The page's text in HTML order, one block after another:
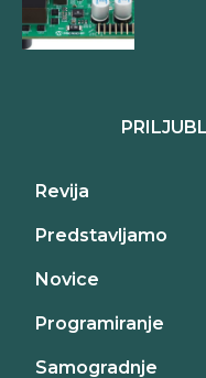
Revija
Predstavljamo
Novice
Programiranje
Samogradnje